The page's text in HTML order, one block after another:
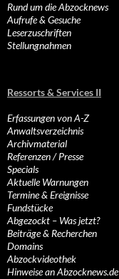
Rund um die Abzocknews
Aufrufe & Gesuche
Leserzuschriften
Stellungnahmen
Ressorts & Services II
Erfassungen von A-Z
Anwaltsverzeichnis
Archivmaterial
Referenzen / Presse
Specials
Aktuelle Warnungen
Termine & Ereignisse
Fundstücke
Abgezockt – Was jetzt?
Beiträge & Recherchen
Domains
Abzockvideothek
Hinweise an Abzocknews.de